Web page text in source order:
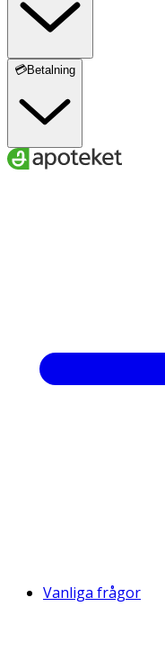
💳Betalning
Vanliga frågor